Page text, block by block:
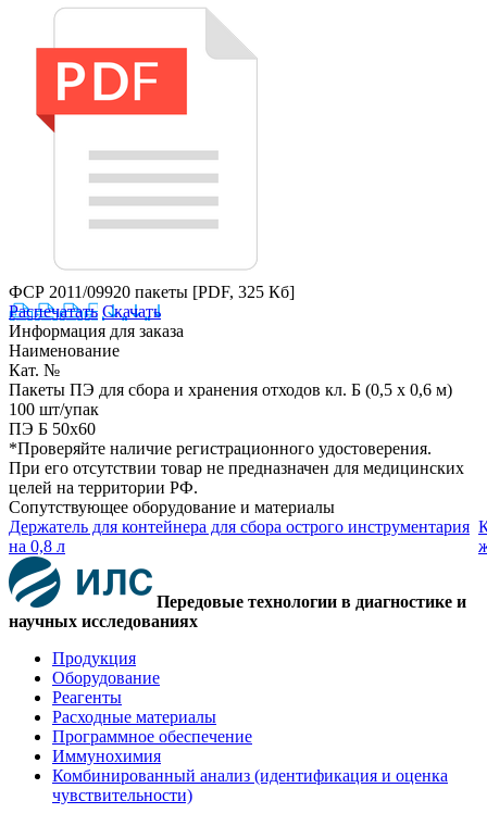
ФСР 2011/09920 пакеты [PDF, 325 Кб]
Распечатать Скачать
Информация для заказа
Наименование
Кат. №
Пакеты ПЭ для сбора и хранения отходов кл. Б (0,5 х 0,6 м)
100 шт/упак
ПЭ Б 50х60
*Проверяйте наличие регистрационного удостоверения.
При его отсутствии товар не предназначен для медицинских
целей на территории РФ.
Сопутствующее оборудование и материалы
Держатель для контейнера для сбора острого инструментария
на 0,8 л
Передовые технологии в диагностике и
научных исследованиях
Продукция
Оборудование
Реагенты
Расходные материалы
Программное обеспечение
Иммунохимия
Комбинированный анализ (идентификация и оценка
чувствительности)